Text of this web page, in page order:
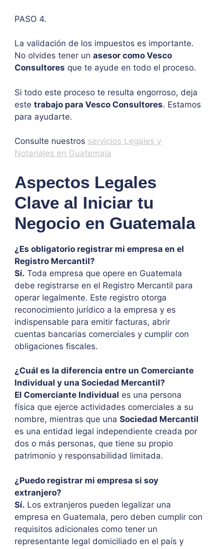
PASO 4.
La validación de los impuestos es importante.
No olvides tener un asesor como Vesco
Consultores que te ayude en todo el proceso.
Si todo este proceso te resulta engorroso, deja
este trabajo para Vesco Consultores. Estamos
para ayudarte.
Consulte nuestros servicios Legales y
Notariales en Guatemala
Aspectos Legales
Clave al Iniciar tu
Negocio en Guatemala
¿Es obligatorio registrar mi empresa en el
Registro Mercantil?
Sí. Toda empresa que opere en Guatemala
debe registrarse en el Registro Mercantil para
operar legalmente. Este registro otorga
reconocimiento jurídico a la empresa y es
indispensable para emitir facturas, abrir
cuentas bancarias comerciales y cumplir con
obligaciones fiscales.
¿Cuál es la diferencia entre un Comerciante
Individual y una Sociedad Mercantil?
El Comerciante Individual es una persona
física que ejerce actividades comerciales a su
nombre, mientras que una Sociedad Mercantil
es una entidad legal independiente creada por
dos o más personas, que tiene su propio
patrimonio y responsabilidad limitada.
¿Puedo registrar mi empresa si soy
extranjero?
Sí. Los extranjeros pueden legalizar una
empresa en Guatemala, pero deben cumplir con
requisitos adicionales como tener un
representante legal domiciliado en el país y